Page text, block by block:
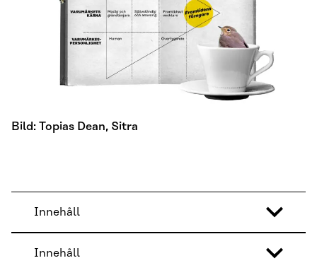
Bild: Topias Dean, Sitra
Innehåll
Innehåll